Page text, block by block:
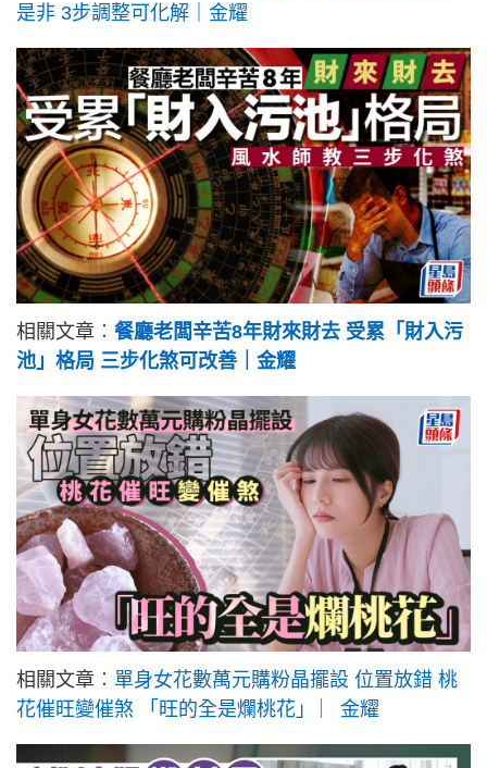
是非 3步調整可化解｜金耀
相關文章︰ 餐廳老闆辛苦8年財來財去 受累「財入污
池」格局 三步化煞可改善｜金耀
相關文章︰ 單身女花數萬元購粉晶擺設 位置放錯 桃
花催旺變催煞 「旺的全是爛桃花」 ︳金耀